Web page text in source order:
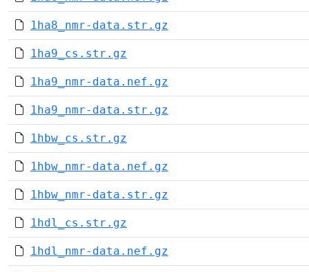
1ha8_nmr-data.str.gz
1ha9_cs.str.gz
1ha9_nmr-data.nef.gz
1ha9_nmr-data.str.gz
1hbw_cs.str.gz
1hbw_nmr-data.nef.gz
1hbw_nmr-data.str.gz
1hdl_cs.str.gz
1hdl_nmr-data.nef.gz